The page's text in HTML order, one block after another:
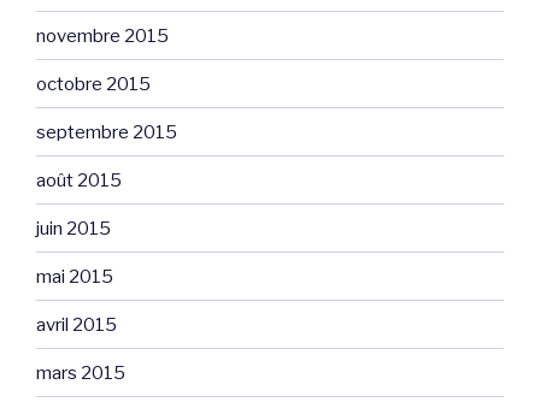
novembre 2015
octobre 2015
septembre 2015
août 2015
juin 2015
mai 2015
avril 2015
mars 2015